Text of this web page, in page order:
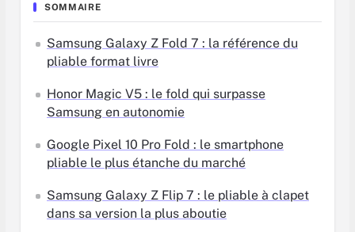
SOMMAIRE
Samsung Galaxy Z Fold 7 : la référence du
pliable format livre
Honor Magic V5 : le fold qui surpasse
Samsung en autonomie
Google Pixel 10 Pro Fold : le smartphone
pliable le plus étanche du marché
Samsung Galaxy Z Flip 7 : le pliable à clapet
dans sa version la plus aboutie